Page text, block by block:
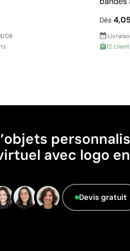
08
Dès
12
avec logo
Devis gratuit